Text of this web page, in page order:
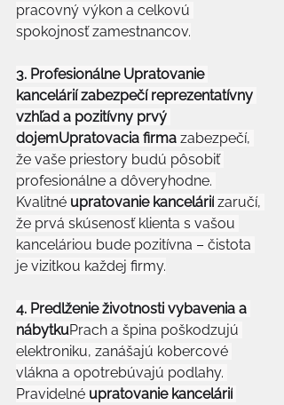
pracovný výkon a celkovú
spokojnosť zamestnancov.
3. Profesionálne Upratovanie
kancelárií zabezpečí reprezentatívny
vzhľad a pozitívny prvý
dojemUpratovacia firma zabezpečí,
že vaše priestory budú pôsobiť
profesionálne a dôveryhodne.
Kvalitné upratovanie kancelárií zaručí,
že prvá skúsenosť klienta s vašou
kanceláriou bude pozitívna – čistota
je vizitkou každej firmy.
4. Predlženie životnosti vybavenia a
nábytkuPrach a špina poškodzujú
elektroniku, zanášajú kobercové
vlákna a opotrebúvajú podlahy.
Pravidelné upratovanie kancelárií